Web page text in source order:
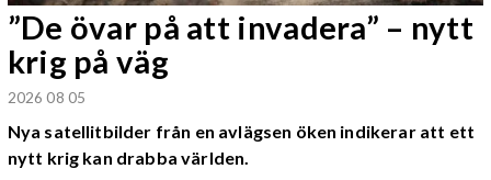
”De övar på att invadera” – nytt
krig på väg
2026 08 05
Nya satellitbilder från en avlägsen öken indikerar att ett
nytt krig kan drabba världen.